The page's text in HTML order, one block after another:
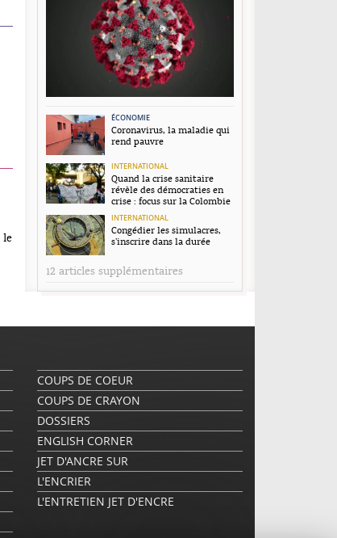
le
ÉCONOMIE
Coronavirus, la maladie qui
rend pauvre
INTERNATIONAL
Quand la crise sanitaire
révèle des démocraties en
crise : focus sur la Colombie
INTERNATIONAL
Congédier les simulacres,
s’inscrire dans la durée
12 articles supplémentaires
COUPS DE COEUR
COUPS DE CRAYON
DOSSIERS
ENGLISH CORNER
JET D'ANCRE SUR
L'ENCRIER
L'ENTRETIEN JET D'ENCRE